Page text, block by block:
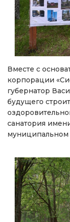
Вместе с
корпорации
губернатор
будущего
санатория
муниципальном